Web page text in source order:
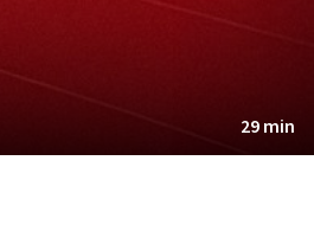
29 min